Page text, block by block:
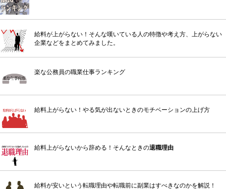
給料が上がらない！そんな嘆いている人の特徴や考え方、上がらない
企業などをまとめてみました。
楽な公務員の職業仕事ランキング
給料上がらない！やる気が出ないときのモチベーションの上げ方
給料上がらないから辞める！そんなときの退職理由
給料が安いという転職理由や転職前に副業はすべきなのかを解説！